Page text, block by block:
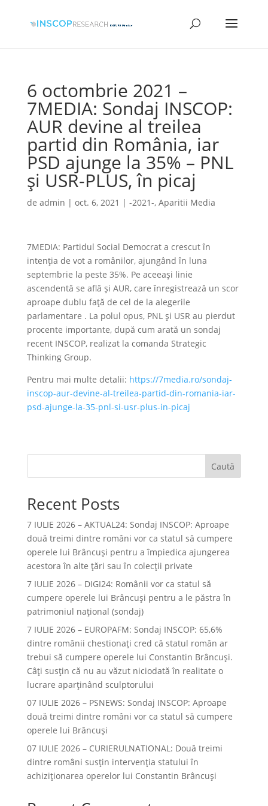
6 octombrie 2021 –
7MEDIA: Sondaj INSCOP:
AUR devine al treilea
partid din România, iar
PSD ajunge la 35% – PNL
și USR-PLUS, în picaj
de admin | oct. 6, 2021 | -2021-, Aparitii Media
7MEDIA: Partidul Social Democrat a crescut în
intenţia de vot a românilor, ajungând în luna
septembrie la peste 35%. Pe aceeaşi linie
ascendentă se află şi AUR, care înregistrează un scor
aproape dublu faţă de cel de la alegerile
parlamentare . La polul opus, PNL şi USR au pierdut
procente importante, după cum arată un sondaj
recent INSCOP, realizat la comanda Strategic
Thinking Group.
Pentru mai multe detalii: https://7media.ro/sondaj-
inscop-aur-devine-al-treilea-partid-din-romania-iar-
psd-ajunge-la-35-pnl-si-usr-plus-in-picaj
Caută
Recent Posts
7 IULIE 2026 – AKTUAL24: Sondaj INSCOP: Aproape
două treimi dintre români vor ca statul să cumpere
operele lui Brâncuşi pentru a împiedica ajungerea
acestora în alte ţări sau în colecţii private
7 IULIE 2026 – DIGI24: Românii vor ca statul să
cumpere operele lui Brâncuși pentru a le păstra în
patrimoniul național (sondaj)
7 IULIE 2026 – EUROPAFM: Sondaj INSCOP: 65,6%
dintre românii chestionați cred că statul român ar
trebui să cumpere operele lui Constantin Brâncuși.
Câți susțin că nu au văzut niciodată în realitate o
lucrare aparținând sculptorului
07 IULIE 2026 – PSNEWS: Sondaj INSCOP: Aproape
două treimi dintre români vor ca statul să cumpere
operele lui Brâncuși
07 IULIE 2026 – CURIERULNATIONAL: Două treimi
dintre români susțin intervenția statului în
achiziționarea operelor lui Constantin Brâncuși